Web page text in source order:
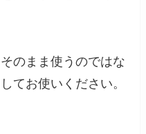
のまま使うのではな
てお使いください。